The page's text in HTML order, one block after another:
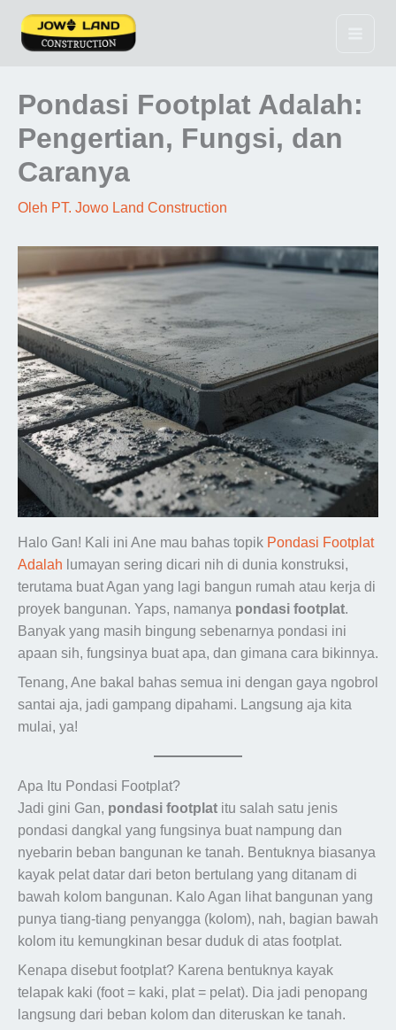
konten
Pondasi Footplat Adalah:
Pengertian, Fungsi, dan
Caranya
Oleh PT. Jowo Land Construction
Halo Gan! Kali ini Ane mau bahas topik Pondasi Footplat
Adalah lumayan sering dicari nih di dunia konstruksi,
terutama buat Agan yang lagi bangun rumah atau kerja di
proyek bangunan. Yaps, namanya pondasi footplat.
Banyak yang masih bingung sebenarnya pondasi ini
apaan sih, fungsinya buat apa, dan gimana cara bikinnya.
Tenang, Ane bakal bahas semua ini dengan gaya ngobrol
santai aja, jadi gampang dipahami. Langsung aja kita
mulai, ya!
Apa Itu Pondasi Footplat?
Jadi gini Gan, pondasi footplat itu salah satu jenis
pondasi dangkal yang fungsinya buat nampung dan
nyebarin beban bangunan ke tanah. Bentuknya biasanya
kayak pelat datar dari beton bertulang yang ditanam di
bawah kolom bangunan. Kalo Agan lihat bangunan yang
punya tiang-tiang penyangga (kolom), nah, bagian bawah
kolom itu kemungkinan besar duduk di atas footplat.
Kenapa disebut footplat? Karena bentuknya kayak
telapak kaki (foot = kaki, plat = pelat). Dia jadi penopang
langsung dari beban kolom dan diteruskan ke tanah.